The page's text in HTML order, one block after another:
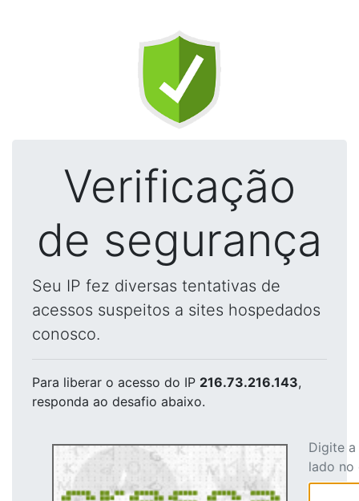
Verificação
de segurança
Seu IP fez diversas tentativas de
acessos suspeitos a sites hospedados
conosco.
Para liberar o acesso do IP 216.73.216.143,
responda ao desafio abaixo.
Digite
lado no